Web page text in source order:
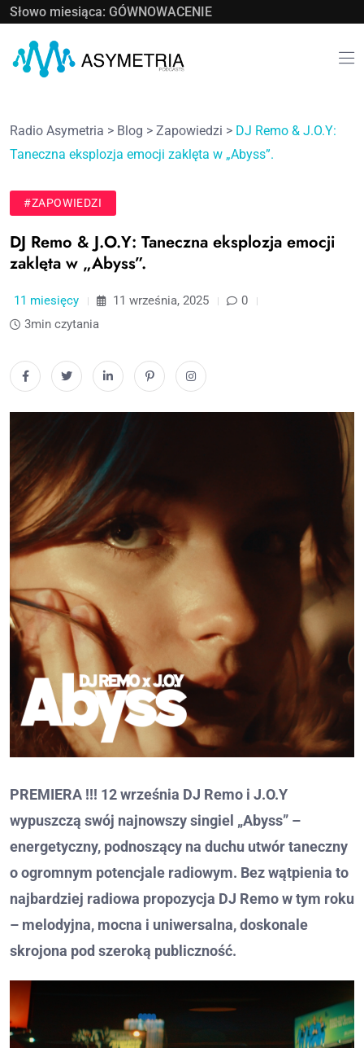
Słowo miesiąca: GÓWNOWACENIE
Radio Asymetria > Blog > Zapowiedzi > DJ Remo & J.O.Y:
Taneczna eksplozja emocji zaklęta w „Abyss”.
#ZAPOWIEDZI
DJ Remo & J.O.Y: Taneczna eksplozja emocji
zaklęta w „Abyss”.
11 miesięcy 11 września, 2025
0
3min czytania
PREMIERA !!! 12 września DJ Remo i J.O.Y
wypuszczą swój najnowszy singiel „Abyss” –
energetyczny, podnoszący na duchu utwór taneczny
o ogromnym potencjale radiowym. Bez wątpienia to
najbardziej radiowa propozycja DJ Remo w tym roku
– melodyjna, mocna i uniwersalna, doskonale
skrojona pod szeroką publiczność.